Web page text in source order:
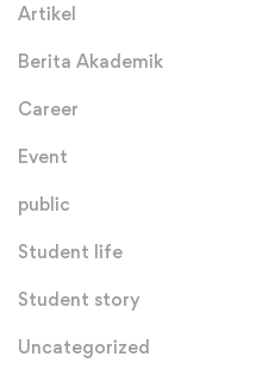
Artikel
Berita Akademik
Career
Event
public
Student life
Student story
Uncategorized